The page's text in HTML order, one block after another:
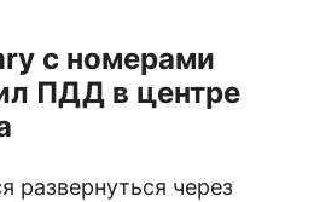
с номерами
ПДД в центре
развернуться через